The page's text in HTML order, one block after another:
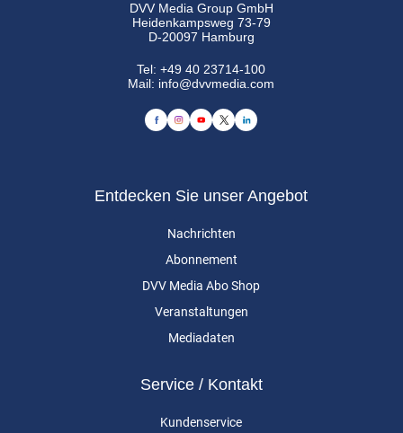
DVV Media Group GmbH
Heidenkampsweg 73-79
D-20097 Hamburg
Tel:+49 40 23714-100
Mail: info@dvvmedia.com
Entdecken Sie unser Angebot
Nachrichten
Abonnement
DVV Media Abo Shop
Veranstaltungen
Mediadaten
Service / Kontakt
Kundenservice